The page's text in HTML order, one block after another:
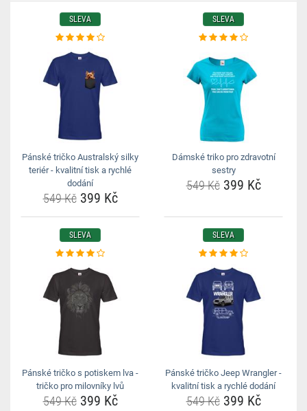
SLEVA
Pánské tričko Australský silky
teriér - kvalitní tisk a rychlé
dodání
549 Kč399 Kč
SLEVA
Dámské triko pro zdravotní
sestry
549 Kč399 Kč
SLEVA
Pánské tričko s potiskem lva -
tričko pro milovníky lvů
549 Kč399 Kč
SLEVA
Pánské tričko Jeep Wrangler -
kvalitní tisk a rychlé dodání
549 Kč399 Kč